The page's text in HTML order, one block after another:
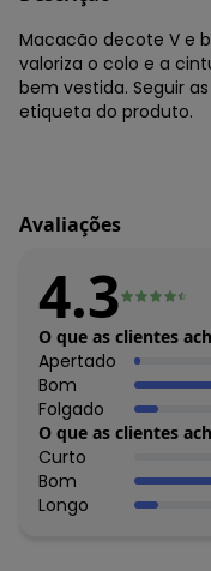
Macacão decote V e
valoriza o colo e a
bem vestida. Seguir
etiqueta do produto.
bonprix - Macacão
Macacão decote V e
valoriza o colo e a
etiqueta do produto.
64% poliester, 33%
Histórico de preços
O preço
algum dia do mês,
agosto/2026
julho/2026
junho/2026
maio/2026
Avaliações
4.3
O que as clientes
Apertado
Bom
Folgado
O que as clientes
Curto
Bom
Longo